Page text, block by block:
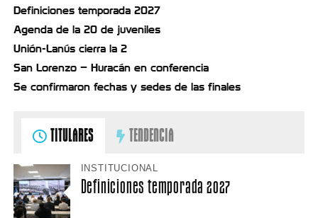
Definiciones temporada 2027
Agenda de la 20 de juveniles
Unión-Lanús cierra la 2
San Lorenzo – Huracán en conferencia
Se confirmaron fechas y sedes de las finales
TITULARES TENDENCIA
INSTITUCIONAL
Definiciones temporada 2027